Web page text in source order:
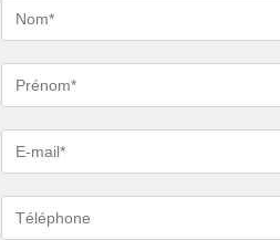
Nom*
Prénom*
E-
mail*
Téléphone